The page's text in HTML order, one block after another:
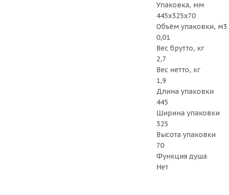
Упаковка, мм
445х325х70
Объём упаковки, м3
0,01
Вес брутто, кг
2,7
Вес нетто, кг
1,9
Длина упаковки
445
Ширина упаковки
325
Высота упаковки
70
Функция душа
Нет